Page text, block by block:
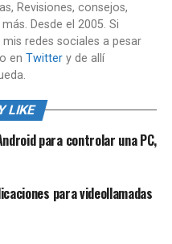
Revisiones, consejos,
Desde el 2005. Si
redes sociales a pesar
en Twittery de allí
LIKE
para controlar una PC,
para videollamadas